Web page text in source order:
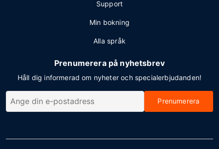
Support
Min bokning
Alla språk
Prenumerera på nyhetsbrev
Håll dig informerad om nyheter och specialerbjudanden!
Prenumerera